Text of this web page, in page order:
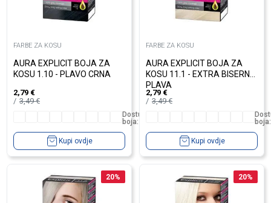
FARBE ZA KOSU
AURA EXPLICIT BOJA ZA
KOSU 1.10 - PLAVO CRNA
2,79 €
3,49€
Dostupno
boja:
Kupi ovdje
FARBE ZA KOSU
AURA EXPLICIT BOJA ZA
KOSU 11.1 - EXTRA BISERNO
PLAVA
2,79 €
3,49€
boja:
Kupi ovdje
20% 20%